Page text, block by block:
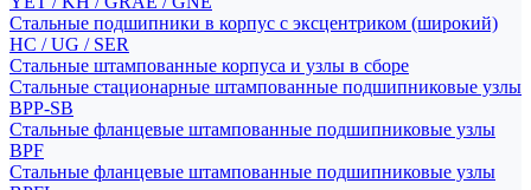
Стальные подшипники в корпус с эксцентриком (широкий)
HC / UG / SER
Стальные штампованные корпуса и узлы в сборе
Стальные стационарные штампованные подшипниковые узлы
BPP-SB
Стальные фланцевые штампованные подшипниковые узлы
BPF
Стальные фланцевые штампованные подшипниковые узлы